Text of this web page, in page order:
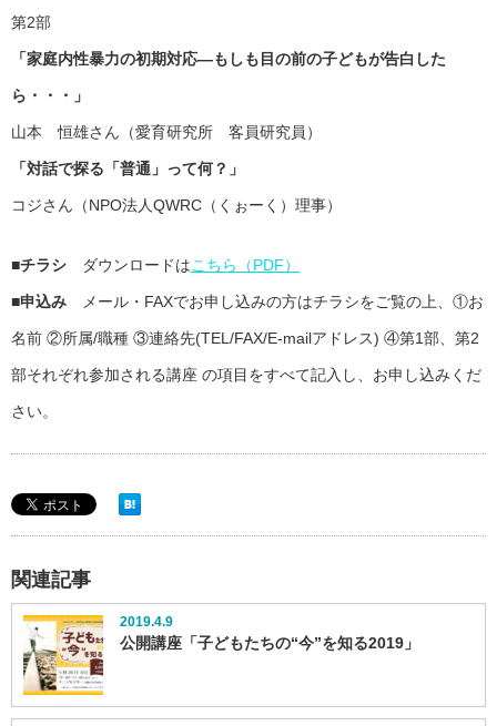
第2部
「家庭内性暴力の初期対応―もしも目の前の子どもが告白した
ら・・・」
山本 恒雄さん（愛育研究所 客員研究員）
「対話で探る「普通」って何？」
コジさん（NPO法人QWRC（くぉーく）理事）
■チラシ ダウンロードはこちら（PDF）
■申込み メール・FAXでお申し込みの方はチラシをご覧の上、①お
名前 ②所属/職種 ③連絡先(TEL/FAX/E-mailアドレス) ④第1部、第2
部それぞれ参加される講座 の項目をすべて記入し、お申し込みくだ
さい。
関連記事
2019.4.9
公開講座「子どもたちの“今”を知る2019」